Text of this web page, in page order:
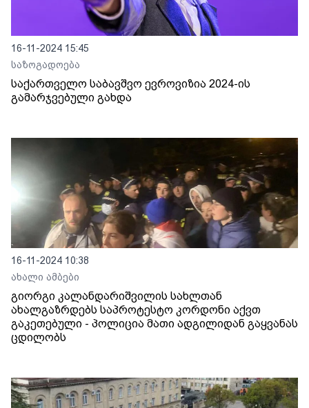
16-11-2024 15:45
საზოგადოება
საქართველო საბავშვო ევროვიზია 2024-ის
გამარჯვებული გახდა
16-11-2024 10:38
ახალი ამბები
გიორგი კალანდარიშვილის სახლთან
ახალგაზრდებს საპროტესტო კორდონი აქვთ
გაკეთებული - პოლიცია მათი ადგილიდან გაყვანას
ცდილობს